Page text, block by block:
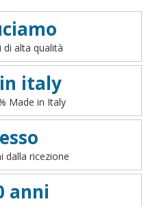
per il consumatore
del contratto
alta qualità
italy
Made in Italy
dalla ricezione
anni